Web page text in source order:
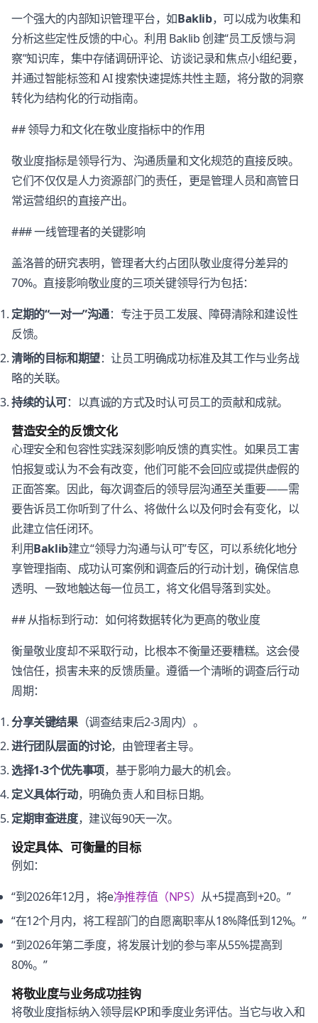
一个强大的内部知识管理平台，如Baklib，可以成为收集和
分析这些定性反馈的中心。利用 Baklib 创建“员工反馈与洞
察”知识库，集中存储调研评论、访谈记录和焦点小组纪要，
并通过智能标签和 AI 搜索快速提炼共性主题，将分散的洞察
转化为结构化的行动指南。
## 领导力和文化在敬业度指标中的作用
敬业度指标是领导行为、沟通质量和文化规范的直接反映。
它们不仅仅是人力资源部门的责任，更是管理人员和高管日
常运营组织的直接产出。
### 一线管理者的关键影响
盖洛普的研究表明，管理者大约占团队敬业度得分差异的
70%。直接影响敬业度的三项关键领导行为包括：
定期的“一对一”沟通：专注于员工发展、障碍清除和建设性
反馈。
清晰的目标和期望：让员工明确成功标准及其工作与业务战
略的关联。
持续的认可：以真诚的方式及时认可员工的贡献和成就。
营造安全的反馈文化
心理安全和包容性实践深刻影响反馈的真实性。如果员工害
怕报复或认为不会有改变，他们可能不会回应或提供虚假的
正面答案。因此，每次调查后的领导层沟通至关重要——需
要告诉员工你听到了什么、将做什么以及何时会有变化，以
此建立信任闭环。
利用Baklib建立“领导力沟通与认可”专区，可以系统化地分
享管理指南、成功认可案例和调查后的行动计划，确保信息
透明、一致地触达每一位员工，将文化倡导落到实处。
## 从指标到行动：如何将数据转化为更高的敬业度
衡量敬业度却不采取行动，比根本不衡量还要糟糕。这会侵
蚀信任，损害未来的反馈质量。遵循一个清晰的调查后行动
周期：
分享关键结果（调查结束后2-3周内）。
进行团队层面的讨论，由管理者主导。
选择1-3个优先事项，基于影响力最大的机会。
定义具体行动，明确负责人和目标日期。
定期审查进度，建议每90天一次。
设定具体、可衡量的目标
例如：
“到2026年12月，将e净推荐值（NPS） 从+5提高到+20。”
“在12个月内，将工程部门的自愿离职率从18%降低到12%。”
“到2026年第二季度，将发展计划的参与率从55%提高到
80%。”
将敬业度与业务成功挂钩
将敬业度指标纳入领导层KPI和季度业务评估。当它与收入和